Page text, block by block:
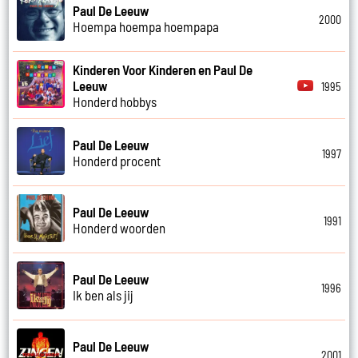
Paul De Leeuw
Hoempa hoempa hoempapa
2000
Kinderen Voor Kinderen en Paul De
Leeuw
Honderd hobbys
1995
Paul De Leeuw
Honderd procent
1997
Paul De Leeuw
Honderd woorden
1991
Paul De Leeuw
Ik ben als jij
1996
Paul De Leeuw
2001